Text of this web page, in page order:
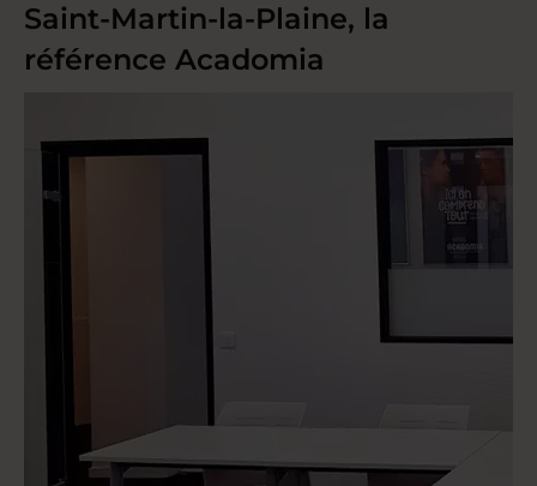
Saint-Martin-la-Plaine, la
référence Acadomia